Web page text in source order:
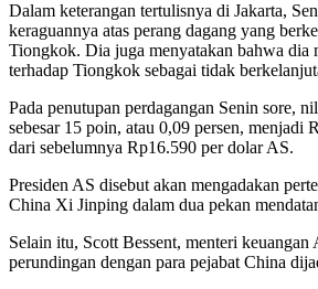
Dalam keterangan tertulisnya di Jakarta,
keraguannya atas perang dagang yang
Tiongkok. Dia juga menyatakan bahwa dia
terhadap Tiongkok sebagai tidak
Pada penutupan perdagangan Senin sore,
sebesar 15 poin, atau 0,09 persen, menjadi
dari sebelumnya Rp16.590 per dolar AS.
Presiden AS disebut akan mengadakan
China Xi Jinping dalam dua pekan
Selain itu, Scott Bessent, menteri keuangan
perundingan dengan para pejabat China